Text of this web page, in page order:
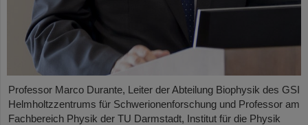
Professor Marco Durante, Leiter der Abteilung Biophysik des GSI
Helmholtzzentrums für Schwerionenforschung und Professor am
Fachbereich Physik der TU Darmstadt, Institut für die Physik